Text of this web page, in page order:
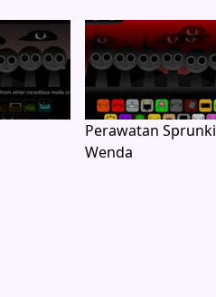
Perawatan Sprunki
Wenda